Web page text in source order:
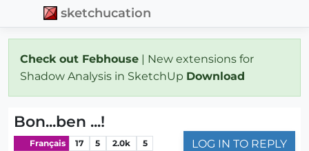
sketchucation
Check out Febhouse | New extensions for
Shadow Analysis in SketchUp Download
Bon...ben ...!
Français 17 5 2.0k 5 LOG IN TO REPLY